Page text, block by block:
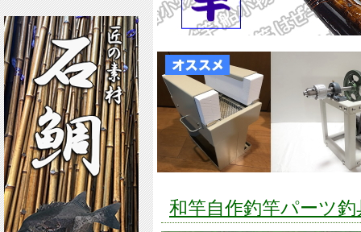
和竿自作釣竿パーツ釣